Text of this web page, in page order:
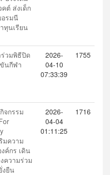
คต์ ส่งเด็ก
อรมนี
ทุนเรียน
วมพิธีปิด
นกีฬา
2026-
04-10
07:33:39
1755
จกรรม
มความ
ค์กร เดิน
ความร่วม
งยืน
2026-
04-04
01:11:25
1716